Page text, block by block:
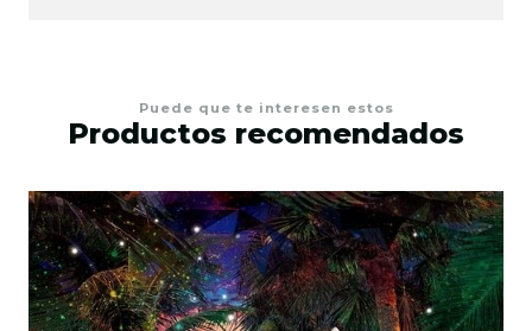
Puede que te interesen estos
Productos recomendados